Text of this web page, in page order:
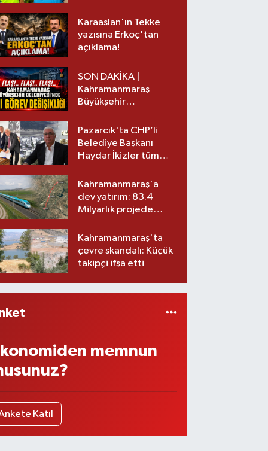
üst lige iki transfer!
Karaaslan'ın Tekke
yazısına Erkoç'tan
açıklama!
SON DAKİKA |
Kahramanmaraş
Büyükşehir
görev değişikliği!
Pazarcık'ta CHP’li
Belediye Başkanı
Haydar İkizler tüm
yeni partisi
Kahramanmaraş'a
dev yatırım: 83.4
Milyarlık projede
Kahramanmaraş'ta
çevre skandalı: Küçük
takipçi ifşa etti
memnun
Katıl